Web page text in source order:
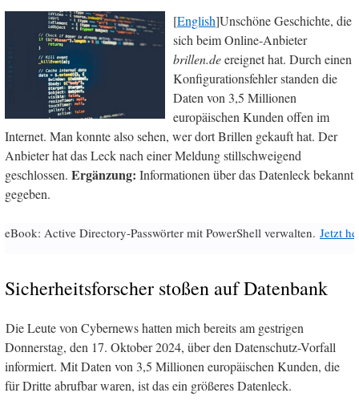
[English]Unschöne Geschichte, die
sich beim Online-Anbieter
brillen.deereignet hat. Durch einen
Konfigurationsfehler standen die
Daten von 3,5 Millionen
europäischen Kunden offen im
Internet. Man konnte also sehen, wer dort Brillen gekauft hat. Der
Anbieter hat das Leck nach einer Meldung stillschweigend
geschlossen. Ergänzung: Informationen über das Datenleck bekannt
gegeben.
eBook: Active Directory-Passwörter mit PowerShell verwalten. Jetzt
Sicherheitsforscher stoßen auf Datenbank
Die Leute von Cybernews hatten mich bereits am gestrigen
Donnerstag, den 17. Oktober 2024, über den Datenschutz-Vorfall
informiert. Mit Daten von 3,5 Millionen europäischen Kunden, die
für Dritte abrufbar waren, ist das ein größeres Datenleck.